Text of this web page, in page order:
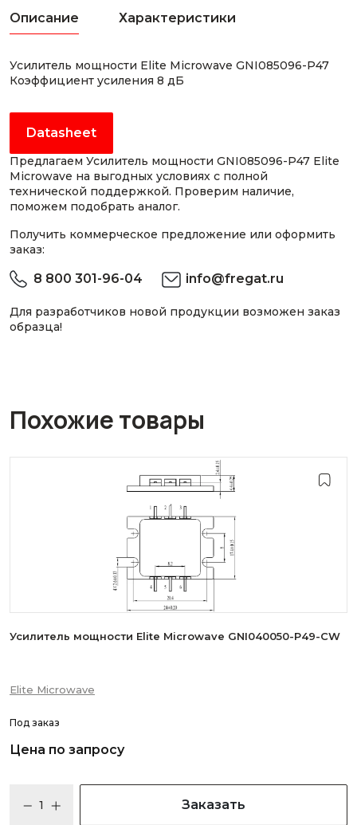
Описание Характеристики
Усилитель мощности Elite Microwave GNI085096-P47
Коэффициент усиления 8 дБ
Datasheet
Предлагаем Усилитель мощности GNI085096-P47 Elite
Microwave на выгодных условиях с полной
технической поддержкой. Проверим наличие,
поможем подобрать аналог.
Получить коммерческое предложение или оформить
заказ:
8 800 301-96-04 info@fregat.ru
Для разработчиков новой продукции возможен заказ
образца!
Похожие товары
Усилитель мощности Elite Microwave GNI040050-P49-CW
Elite Microwave
Под заказ
Цена по запросу
Заказать